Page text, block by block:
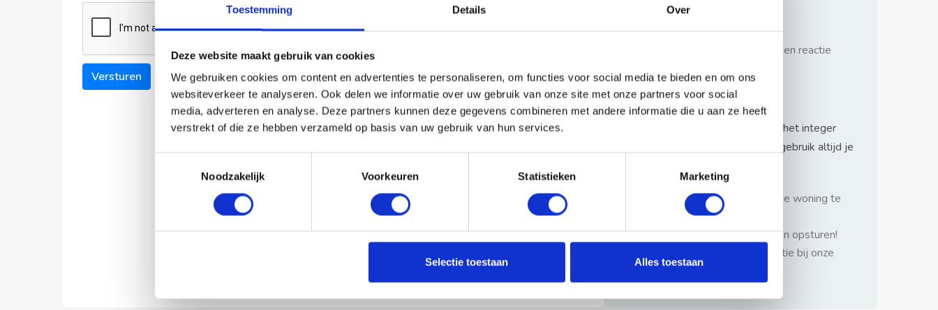
Toestemming Details Over
Deze website maakt gebruik van cookies
We gebruiken cookies om content en advertenties te personaliseren, om functies voor social media te bieden en om ons
websiteverkeer te analyseren. Ook delen we informatie over uw gebruik van onze site met onze partners voor social
media, adverteren en analyse. Deze partners kunnen deze gegevens combineren met andere informatie die u aan ze heeft
verstrekt of die ze hebben verzameld op basis van uw gebruik van hun services.
Noodzakelijk
Voorkeuren Statistieken Marketing
Selectie toestaan Alles toestaan
Versturen
Wacht niet met reageren. Snel een reactie
Waarschuwing
Huurflits hecht veel waarde aan het integer
handelen van verhuurders maar gebruik altijd je
1: Nooit vooraf betalen zonder de woning te
hebben gezien.
2: Geen persoonlijke documenten opsturen!
3: Meld bij misbruik de advertentie bij onze
klantenservice.